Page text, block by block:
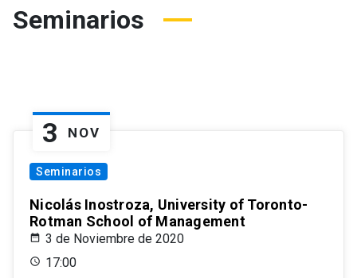
Seminarios
3 NOV
Seminarios
Nicolás Inostroza, University of Toronto-
Rotman School of Management
3 de Noviembre de 2020
17:00